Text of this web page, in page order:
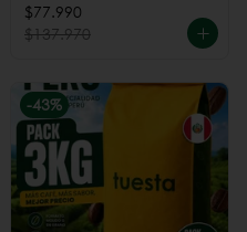
$77.990
$137.970
-43%